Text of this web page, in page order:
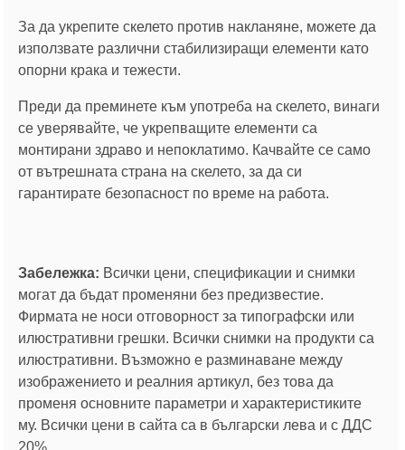
За да укрепите скелето против накланяне, можете да
използвате различни стабилизиращи елементи като
опорни крака и тежести.
Преди да преминете към употреба на скелето, винаги
се уверявайте, че укрепващите елементи са
монтирани здраво и непоклатимо. Качвайте се само
от вътрешната страна на скелето, за да си
гарантирате безопасност по време на работа.
Забележка: Всички цени, спецификации и снимки
могат да бъдат променяни без предизвестие.
Фирмата не носи отговорност за типографски или
илюстративни грешки. Всички снимки на продукти са
илюстративни. Възможно е разминаване между
изображението и реалния артикул, без това да
променя основните параметри и характеристиките
му. Всички цени в сайта са в български лева и с ДДС